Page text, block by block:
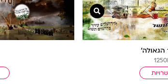
הגאולה’
צפייה מהירה